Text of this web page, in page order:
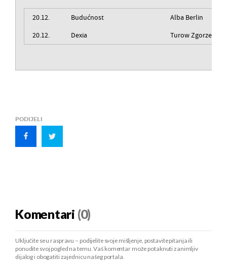
20.12. Budućnost
Alba Berlin
20.12.
Dexia Turow Zgorzelec
PODIJELI
Komentari (0)
Uključite se u raspravu – podijelite svoje mišljenje, postavite pitanja ili
ponudite svoj pogled na temu. Vaš komentar može potaknuti zanimljiv
dijalog i obogatiti zajednicu našeg portala.